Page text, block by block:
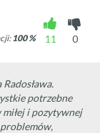
11
0
100 %
potrzebne
i pozytywnej
problemów,